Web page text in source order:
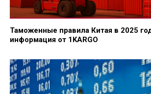
Таможенные правила Китая в 2025
информация от 1KARGO